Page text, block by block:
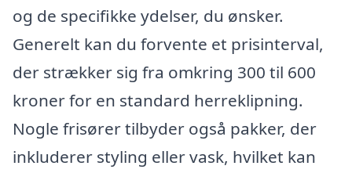
og de specifikke ydelser, du ønsker.
Generelt kan du forvente et prisinterval,
der strækker sig fra omkring 300 til 600
kroner for en standard herreklipning.
Nogle frisører tilbyder også pakker, der
inkluderer styling eller vask, hvilket kan